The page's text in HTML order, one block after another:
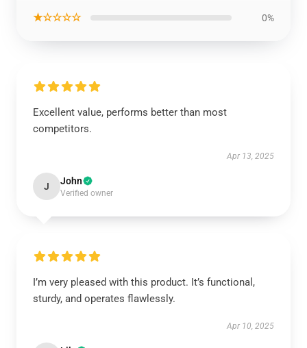
★☆☆☆☆ 0%
Excellent value, performs better than most
competitors.
Apr 13, 2025
J John
Verified owner
I’m very pleased with this product. It’s functional,
sturdy, and operates flawlessly.
Apr 10, 2025